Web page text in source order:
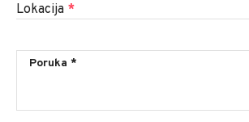
Lokacija *